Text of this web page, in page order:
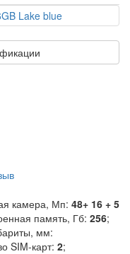
камера, Мп: 48+ 16 + 5
память, Гб: 256;
мм:
SIM-карт: 2;